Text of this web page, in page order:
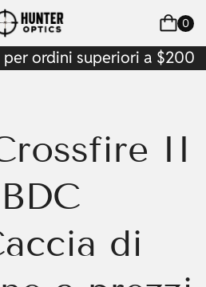
0
ordini superiori a $200
II
di